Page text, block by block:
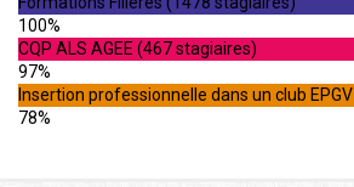
100%
CQP ALS AGEE (467 stagiaires)
97%
Insertion professionnelle dans un club EPGV
78%